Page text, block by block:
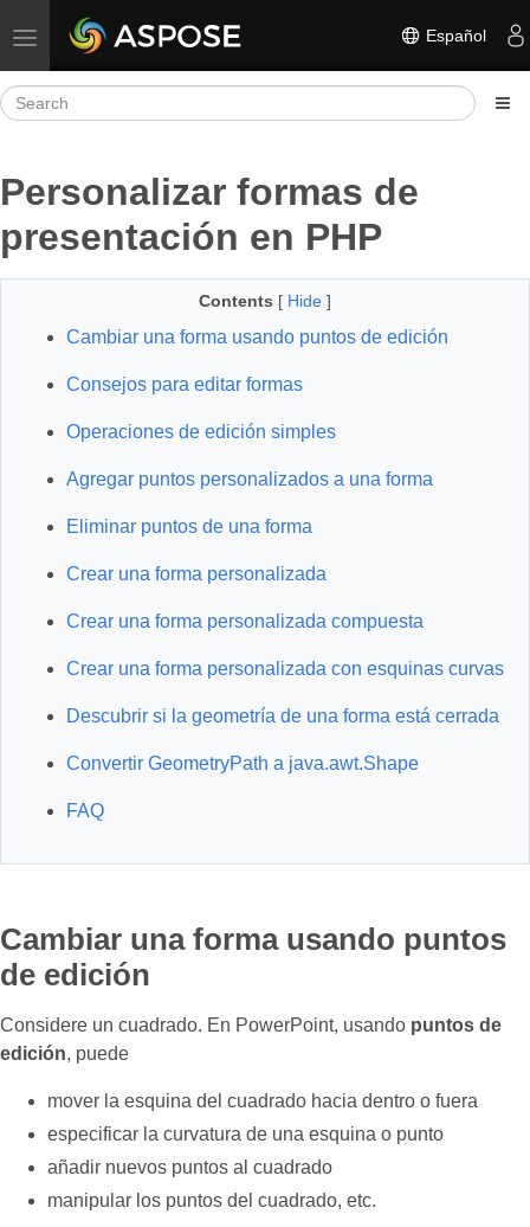
Toggle navigation Español
Personalizar formas de
presentación en PHP
Contents [ Hide ]
Cambiar una forma usando puntos de edición
Consejos para editar formas
Operaciones de edición simples
Agregar puntos personalizados a una forma
Eliminar puntos de una forma
Crear una forma personalizada
Crear una forma personalizada compuesta
Crear una forma personalizada con esquinas curvas
Descubrir si la geometría de una forma está cerrada
Convertir GeometryPath a java.awt.Shape
FAQ
Cambiar una forma usando puntos
de edición
Considere un cuadrado. En PowerPoint, usando puntos de
edición, puede
mover la esquina del cuadrado hacia dentro o fuera
especificar la curvatura de una esquina o punto
añadir nuevos puntos al cuadrado
manipular los puntos del cuadrado, etc.